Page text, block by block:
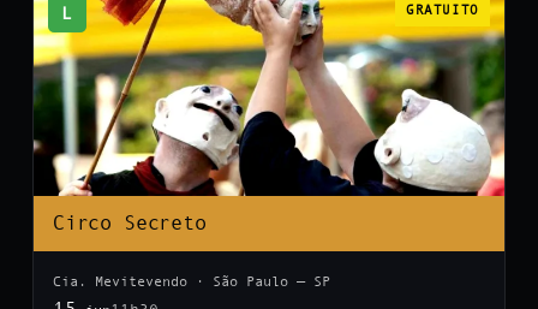
L GRATUITO
Circo Secreto
Cia. Mevitevendo · São Paulo — SP